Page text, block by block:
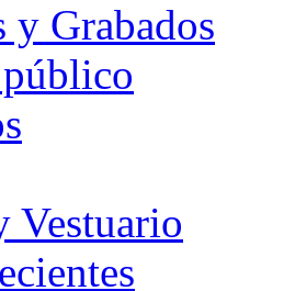
y Grabados
Vestuario